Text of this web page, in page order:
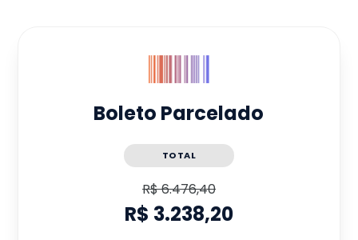
Boleto Parcelado
TOTAL
R$ 6.476,40
R$ 3.238,20